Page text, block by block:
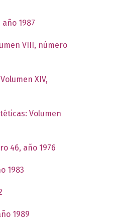
1987
VIII, número
XIV,
Volumen
46, año 1976
1983
1989